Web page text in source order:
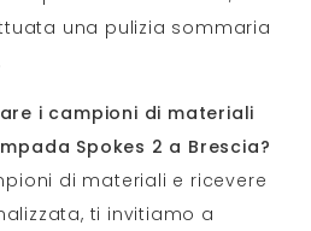
una pulizia sommaria
i campioni di materiali
Spokes 2 a Brescia?
di materiali e ricevere
ti invitiamo a